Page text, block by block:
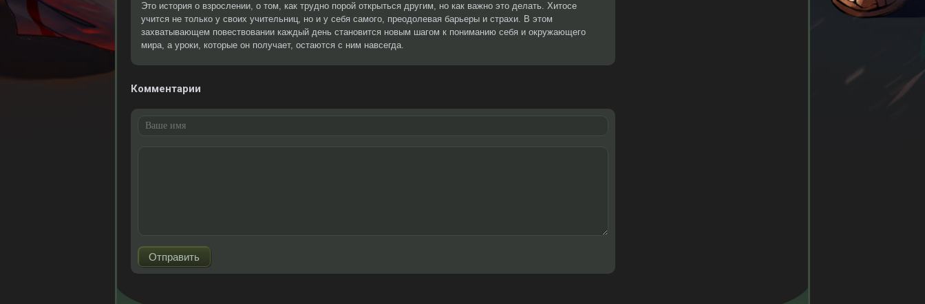
Это история о взрослении, о том, как трудно порой открыться другим, но как важно это делать. Хитосе
учится не только у своих учительниц, но и у себя самого, преодолевая барьеры и страхи. В этом
захватывающем повествовании каждый день становится новым шагом к пониманию себя и окружающего
мира, а уроки, которые он получает, остаются с ним навсегда.
Комментарии